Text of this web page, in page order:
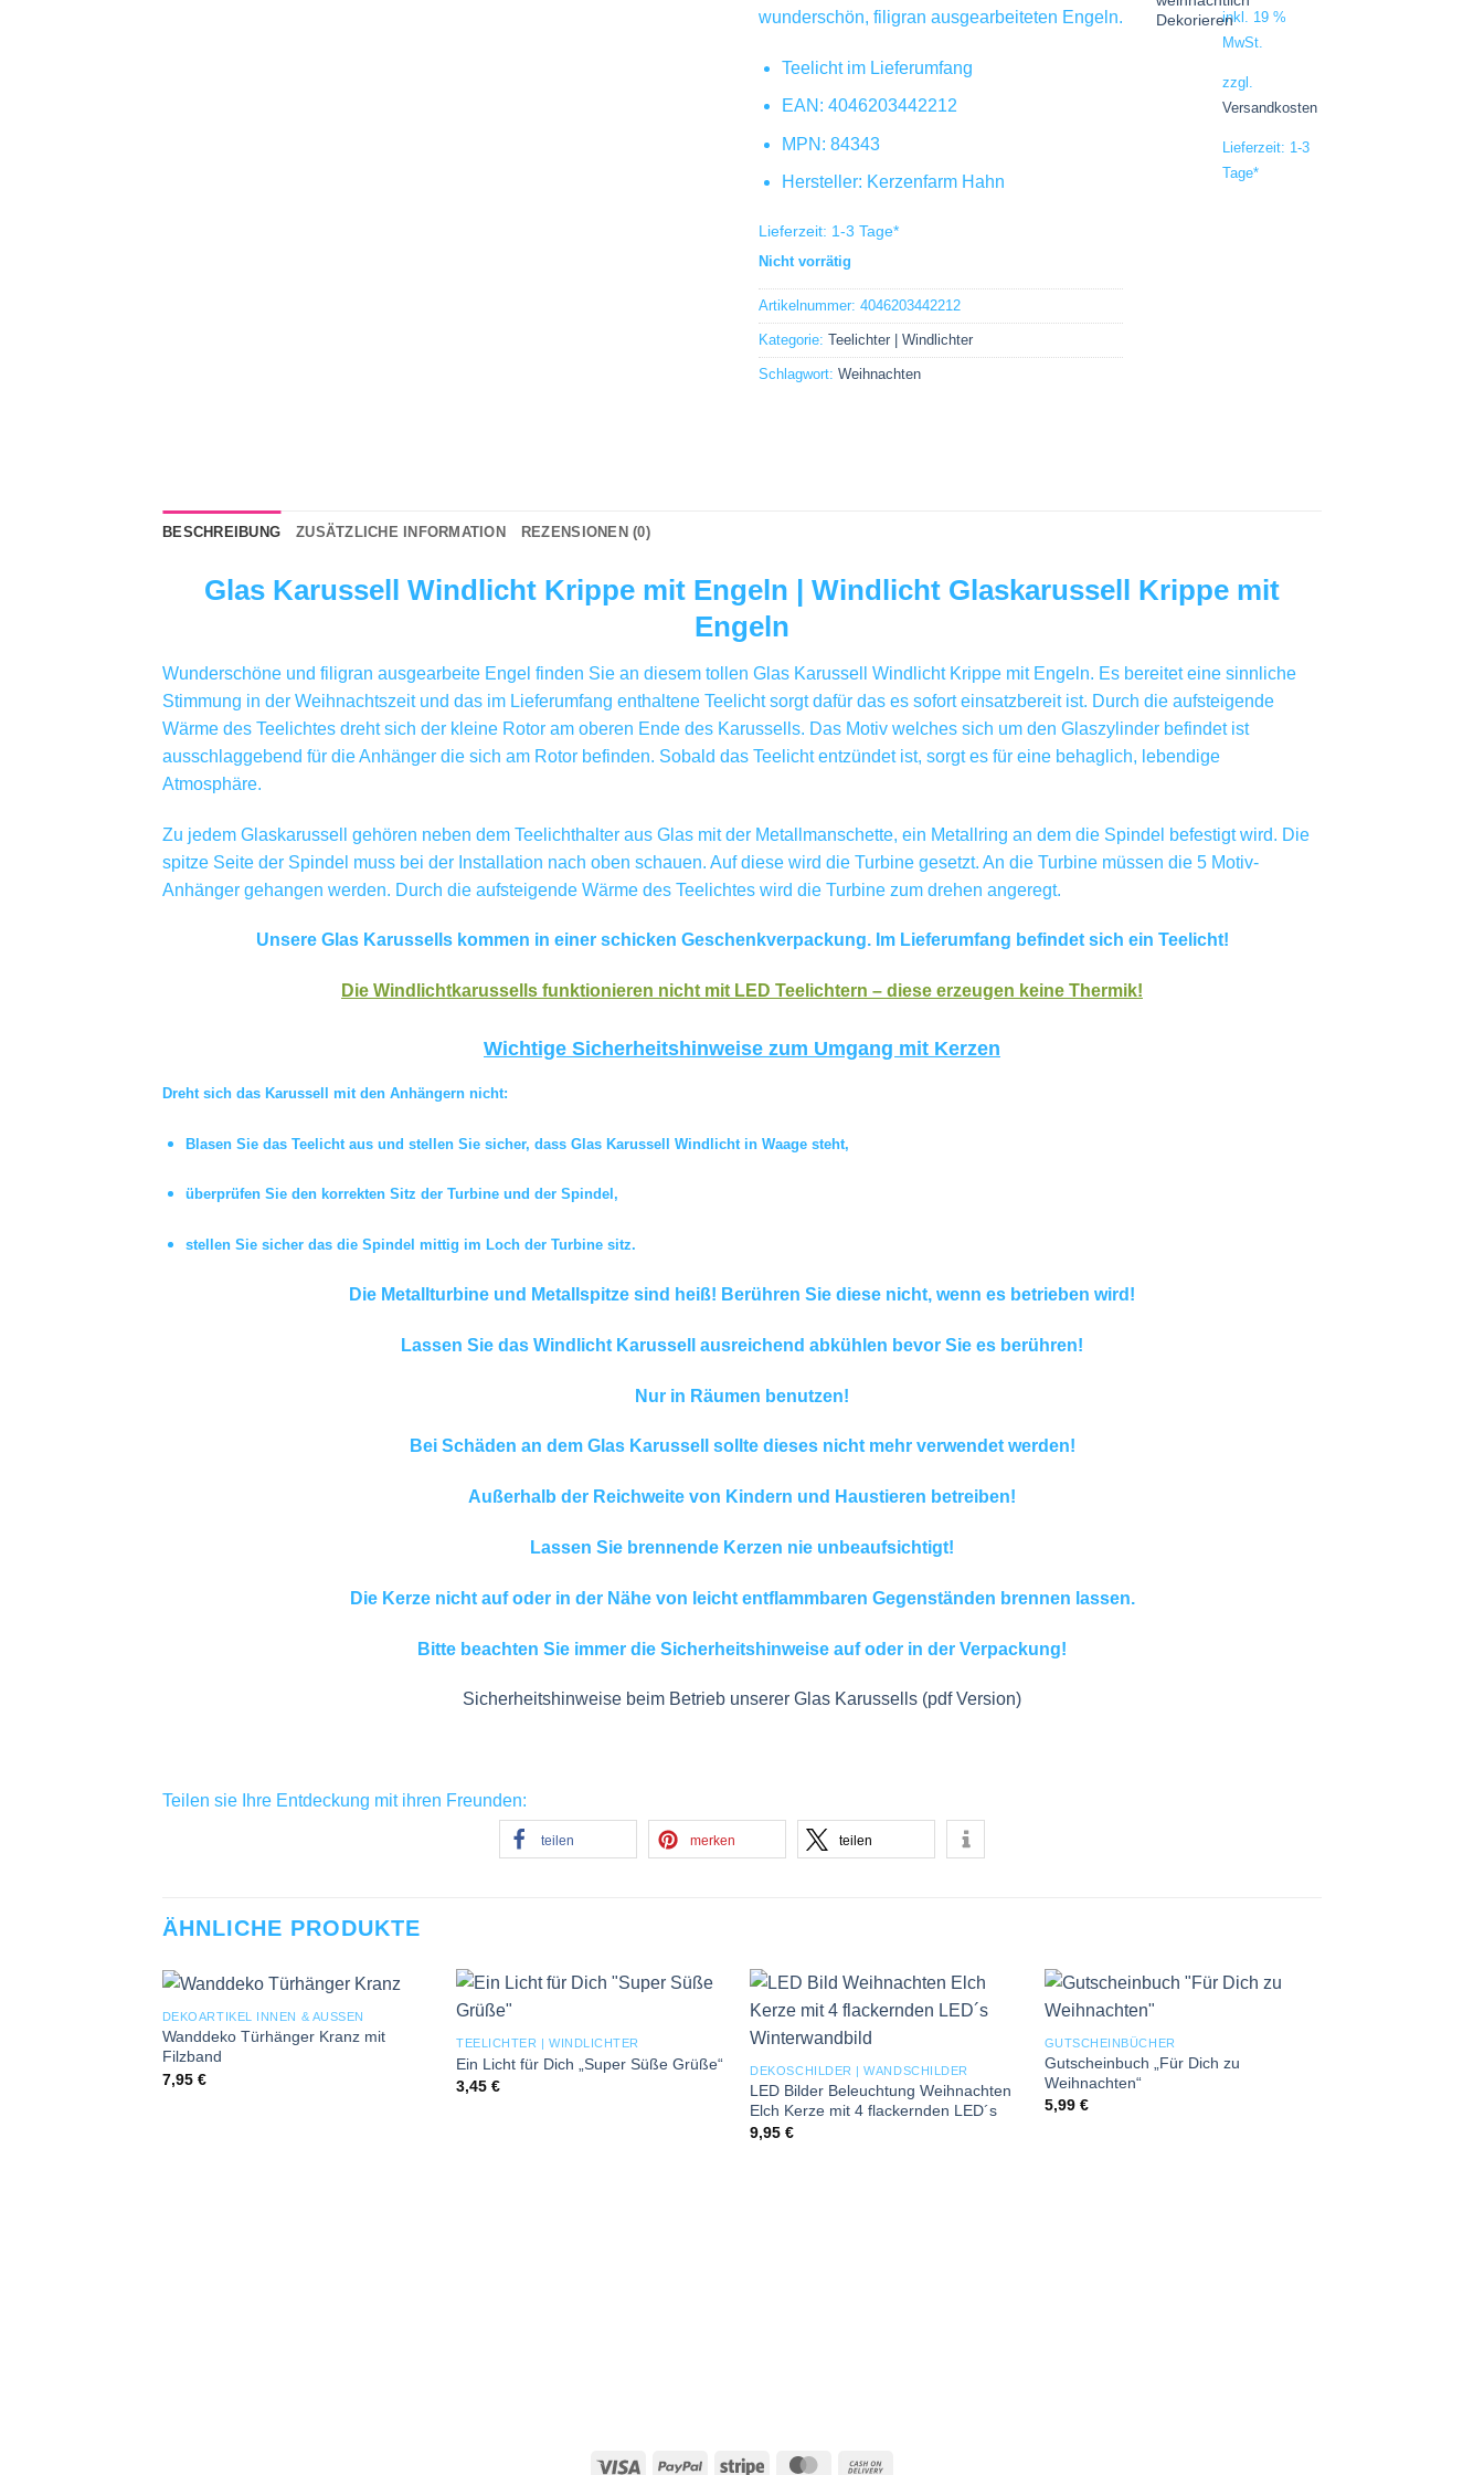
wunderschön, filigran ausgearbeiteten Engeln.
Teelicht im Lieferumfang
EAN: 4046203442212
MPN: 84343
Hersteller: Kerzenfarm Hahn
Lieferzeit: 1-3 Tage*
Nicht vorrätig
Artikelnummer: 4046203442212
Kategorie: Teelichter | Windlichter
Schlagwort: Weihnachten
inkl. 19 %
MwSt.
zzgl.
Versandkosten
Lieferzeit: 1-3
Tage*
BESCHREIBUNG ZUSÄTZLICHE INFORMATION REZENSIONEN (0)
Glas Karussell Windlicht Krippe mit Engeln | Windlicht Glaskarussell Krippe mit
Engeln
Wunderschöne und filigran ausgearbeite Engel finden Sie an diesem tollen Glas Karussell Windlicht Krippe mit Engeln. Es bereitet eine sinnliche
Stimmung in der Weihnachtszeit und das im Lieferumfang enthaltene Teelicht sorgt dafür das es sofort einsatzbereit ist. Durch die aufsteigende
Wärme des Teelichtes dreht sich der kleine Rotor am oberen Ende des Karussells. Das Motiv welches sich um den Glaszylinder befindet ist
ausschlaggebend für die Anhänger die sich am Rotor befinden. Sobald das Teelicht entzündet ist, sorgt es für eine behaglich, lebendige
Atmosphäre.
Zu jedem Glaskarussell gehören neben dem Teelichthalter aus Glas mit der Metallmanschette, ein Metallring an dem die Spindel befestigt wird. Die
spitze Seite der Spindel muss bei der Installation nach oben schauen. Auf diese wird die Turbine gesetzt. An die Turbine müssen die 5 Motiv-
Anhänger gehangen werden. Durch die aufsteigende Wärme des Teelichtes wird die Turbine zum drehen angeregt.
Unsere Glas Karussells kommen in einer schicken Geschenkverpackung. Im Lieferumfang befindet sich ein Teelicht!
Die Windlichtkarussells funktionieren nicht mit LED Teelichtern – diese erzeugen keine Thermik!
Wichtige Sicherheitshinweise zum Umgang mit Kerzen
Dreht sich das Karussell mit den Anhängern nicht:
Blasen Sie das Teelicht aus und stellen Sie sicher, dass Glas Karussell Windlicht in Waage steht,
überprüfen Sie den korrekten Sitz der Turbine und der Spindel,
stellen Sie sicher das die Spindel mittig im Loch der Turbine sitz.
Die Metallturbine und Metallspitze sind heiß! Berühren Sie diese nicht, wenn es betrieben wird!
Lassen Sie das Windlicht Karussell ausreichend abkühlen bevor Sie es berühren!
Nur in Räumen benutzen!
Bei Schäden an dem Glas Karussell sollte dieses nicht mehr verwendet werden!
Außerhalb der Reichweite von Kindern und Haustieren betreiben!
Lassen Sie brennende Kerzen nie unbeaufsichtigt!
Die Kerze nicht auf oder in der Nähe von leicht entflammbaren Gegenständen brennen lassen.
Bitte beachten Sie immer die Sicherheitshinweise auf oder in der Verpackung!
Sicherheitshinweise beim Betrieb unserer Glas Karussells (pdf Version)
Teilen sie Ihre Entdeckung mit ihren Freunden:
teilen merken teilen
ÄHNLICHE PRODUKTE
Add to
wishlist
DEKOARTIKEL INNEN & AUSSEN
Wanddeko Türhänger Kranz mit
Filzband
7,95 €
TEELICHTER | WINDLICHTER
Ein Licht für Dich „Super Süße Grüße“
3,45€
DEKOSCHILDER | WANDSCHILDER
LED Bilder Beleuchtung Weihnachten
Elch Kerze mit 4 flackernden LED´s
9,95€
GUTSCHEINBÜCHER
Gutscheinbuch „Für Dich zu
Weihnachten“
5,99 €
Visa PayPal Stripe MasterCard